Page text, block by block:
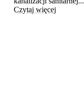
Czytaj więcej